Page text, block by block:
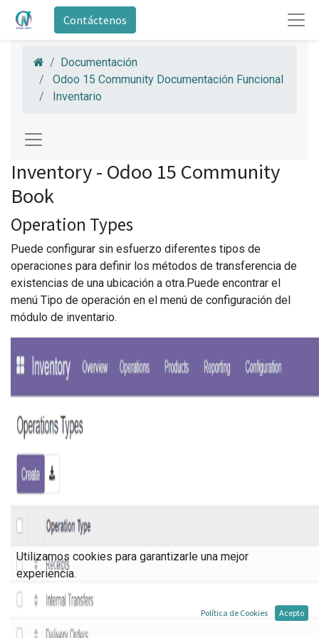
Contáctenos
Documentación
Odoo 15 Community Documentación Funcional
Inventario
Inventory - Odoo 15 Community
Book
Operation Types
Puede configurar sin esfuerzo diferentes tipos de
operaciones para definir los métodos de transferencia de
existencias de una ubicación a otra.Puede encontrar el
menú Tipo de operación en el menú de configuración del
módulo de inventario.
Utilizamos cookies para garantizarle una mejor
experiencia.
Política de Cookies Acepto